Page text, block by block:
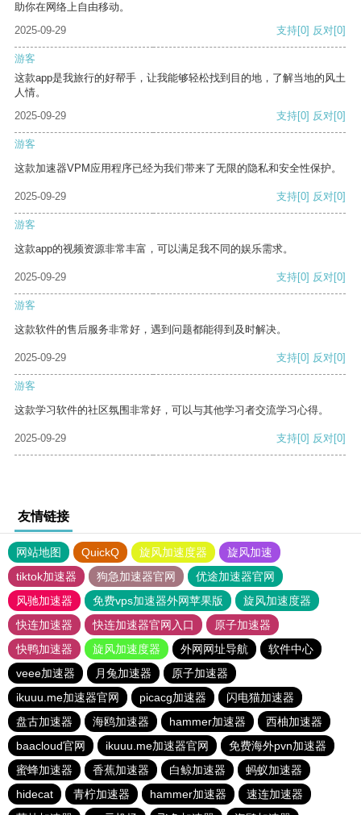
助你在网络上自由移动。
2025-09-29
支持[0] 反对[0]
游客
这款app是我旅行的好帮手，让我能够轻松找到目的地，了解当地的风土
人情。
2025-09-29
支持[0] 反对[0]
游客
这款加速器VPM应用程序已经为我们带来了无限的隐私和安全性保护。
2025-09-29 支持[0] 反对[0]
游客
这款app的视频资源非常丰富，可以满足我不同的娱乐需求。
2025-09-29 支持[0] 反对[0]
游客
这款软件的售后服务非常好，遇到问题都能得到及时解决。
2025-09-29 支持[0] 反对[0]
游客
这款学习软件的社区氛围非常好，可以与其他学习者交流学习心得。
2025-09-29 支持[0] 反对[0]
友情链接
网站地图 QuickQ 旋风加速度器
旋风加速
tiktok加速器
狗急加速器官网
优途加速器官网
风驰加速器
免费vps加速器外网苹果版
旋风加速度器
快连加速器
快连加速器官网入口
原子加速器
快鸭加速器
旋风加速度器 外网网址导航
软件中心
veee加速器
月兔加速器
原子加速器
ikuuu.me加速器官网
picacg加速器
闪电猫加速器
盘古加速器
海鸥加速器 hammer加速器
西柚加速器
baacloud官网
ikuuu.me加速器官网
免费海外pvn加速器
蜜蜂加速器
香蕉加速器 白鲸加速器
蚂蚁加速器
hidecat
青柠加速器 hammer加速器
速连加速器